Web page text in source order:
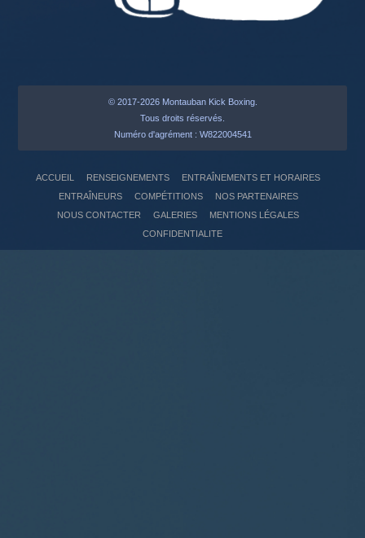
© 2017-2026 Montauban Kick Boxing.
Tous droits réservés.
Numéro d'agrément : W822004541
ACCUEIL RENSEIGNEMENTS
ENTRAÎNEMENTS ET HORAIRES
ENTRAÎNEURS
COMPÉTITIONS
NOS PARTENAIRES
NOUS CONTACTER
GALERIES
MENTIONS LÉGALES
CONFIDENTIALITE